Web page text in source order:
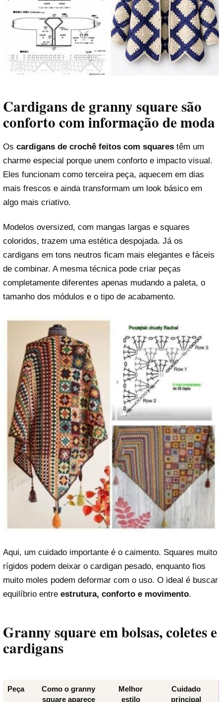
Cardigans de granny square são
conforto com informação de moda
Os cardigans de crochê feitos com squares têm um
charme especial porque unem conforto e impacto visual.
Eles funcionam como terceira peça, aquecem em dias
mais frescos e ainda transformam um look básico em
algo mais criativo.
Modelos oversized, com mangas largas e squares
coloridos, trazem uma estética despojada. Já os
cardigans em tons neutros ficam mais elegantes e fáceis
de combinar. A mesma técnica pode criar peças
completamente diferentes apenas mudando a paleta, o
tamanho dos módulos e o tipo de acabamento.
Aqui, um cuidado importante é o caimento. Squares muito
rígidos podem deixar o cardigan pesado, enquanto fios
muito moles podem deformar com o uso. O ideal é buscar
equilíbrio entre estrutura, conforto e movimento.
Granny square em bolsas, coletes e
cardigans
Peça
Como o granny
square aparece
Melhor
estilo
Cuidado
principal